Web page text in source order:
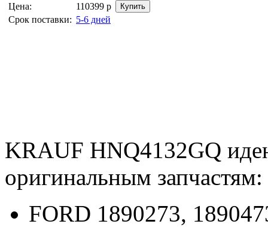
Цена:
110399 р
Срок поставки: 5-6 дней
KRAUF HNQ4132GQ
оригинальным запчастям:
FORD 1890273,